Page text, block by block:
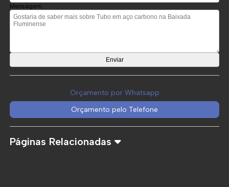
Mensagem
Orçamento por Whatsapp
Orçamento pelo Telefone
Páginas Relacionadas